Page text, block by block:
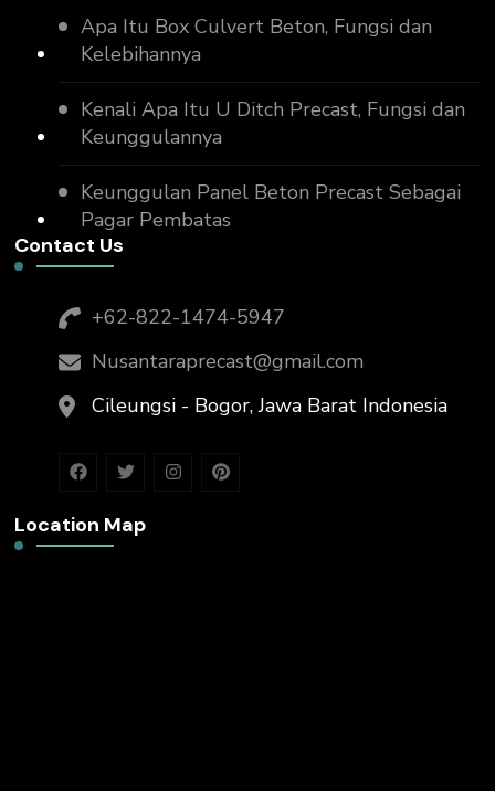
Apa Itu Box Culvert Beton, Fungsi dan
Kelebihannya
Kenali Apa Itu U Ditch Precast, Fungsi dan
Keunggulannya
Keunggulan Panel Beton Precast Sebagai
Pagar Pembatas
Contact Us
+62-822-1474-5947
Nusantaraprecast@gmail.com
Cileungsi - Bogor, Jawa Barat Indonesia
Location Map